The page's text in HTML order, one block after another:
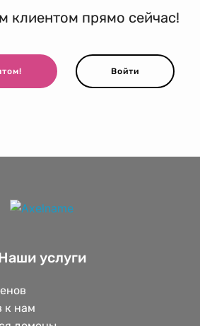
клиентом прямо сейчас!
Войти
услуги
к нам